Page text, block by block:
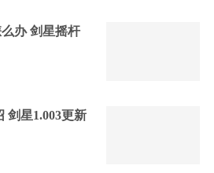
办 剑星摇杆
剑星1.003更新